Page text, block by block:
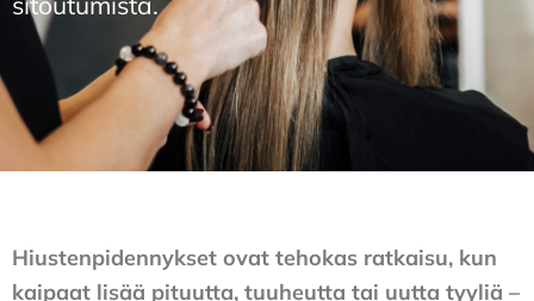
Hiustenpidennykset ovat tehokas ratkaisu, kun
kaipaat lisää pituutta, tuuheutta tai uutta tyyliä –